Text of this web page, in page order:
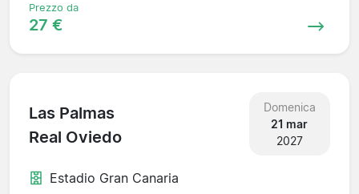
Prezzo da
27 €
Las Palmas
Real Oviedo
Domenica
21 mar
2027
Estadio Gran Canaria